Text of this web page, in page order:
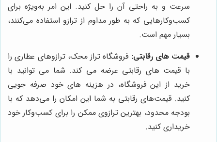
سرعت و به راحتی آن را حل کنید. این امر به‌ویژه برای
کسب‌وکارهایی که به طور مداوم از ترازو استفاده می‌کنند،
بسیار مهم است.
قیمت های رقابتی: فروشگاه تراز محک، ترازوهای عطاری را
با قیمت های رقابتی عرضه می کند. شما می توانید با
خرید از این فروشگاه، در هزینه های خود صرفه جویی
کنید. قیمت‌های رقابتی به شما این امکان را می‌دهد که با
بودجه محدود، بهترین ترازوی ممکن را برای کسب‌وکار خود
خریداری کنید.